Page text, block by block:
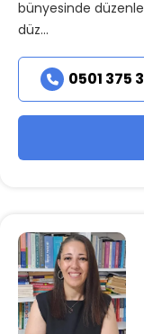
bünyesinde
düz...
0501 375